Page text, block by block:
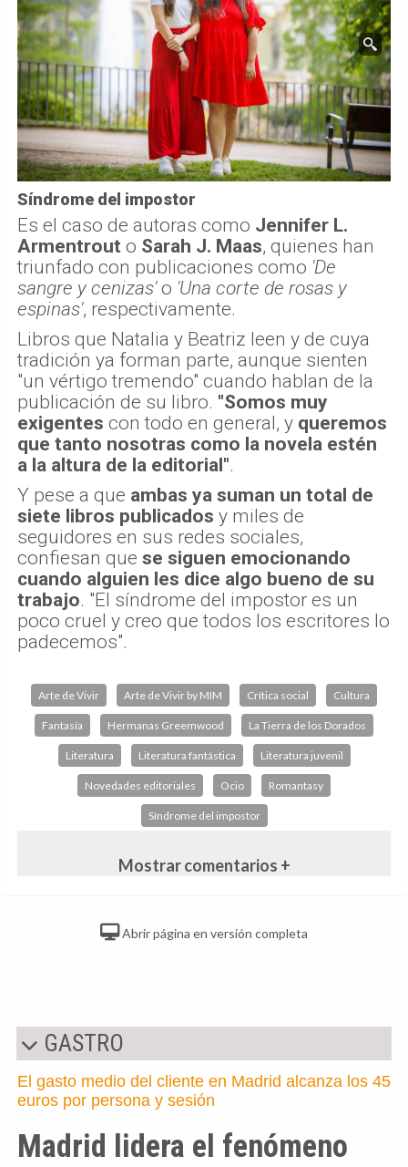
Síndrome del impostor
Es el caso de autoras como Jennifer L.
Armentrout o Sarah J. Maas, quienes han
triunfado con publicaciones como 'De
sangre y cenizas'o 'Una corte de rosas y
espinas', respectivamente.
Libros que Natalia y Beatriz leen y de cuya
tradición ya forman parte, aunque sienten
"un vértigo tremendo" cuando hablan de la
publicación de su libro. "Somos muy
exigentes con todo en general, y queremos
que tanto nosotras como la novela estén
a la altura de la editorial".
Y pese a que ambas ya suman un total de
siete libros publicados y miles de
seguidores en sus redes sociales,
confiesan que se siguen emocionando
cuando alguien les dice algo bueno de su
trabajo. "El síndrome del impostor es un
poco cruel y creo que todos los escritores lo
padecemos".
Arte de Vivir Arte de Vivir by MIM Crítica social Cultura
Fantasía Hermanas Greemwood La Tierra de los Dorados
Literatura Literatura fantástica Literatura juvenil
Novedades editoriales Ocio Romantasy
Síndrome del impostor
Mostrar comentarios +
Abrir página en versión completa
GASTRO
El gasto medio del cliente en Madrid alcanza los 45
euros por persona y sesión
Madrid lidera el fenómeno